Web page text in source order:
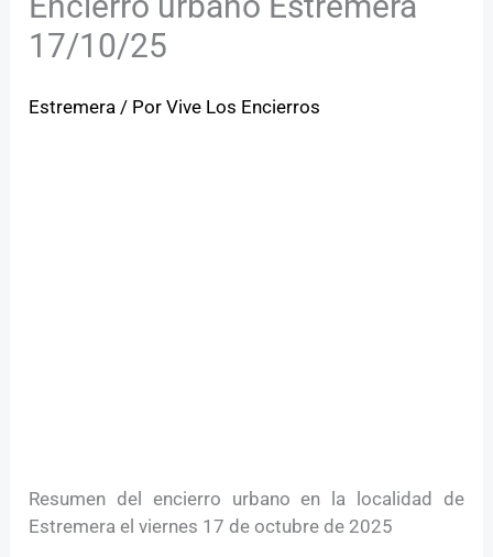
17/10/25
Estremera / PorVive Los Encierros
Resumen del encierro urbano en la localidad de
Estremera el viernes 17 de octubre de 2025